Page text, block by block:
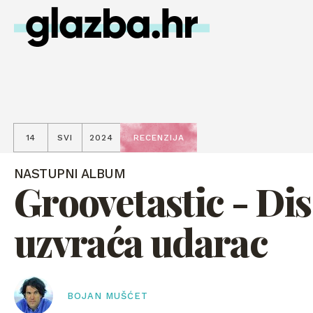
14 SVI 2024 RECENZIJA
NASTUPNI ALBUM
Groovetastic -
uzvraća udarac
BOJAN MUŠĆET